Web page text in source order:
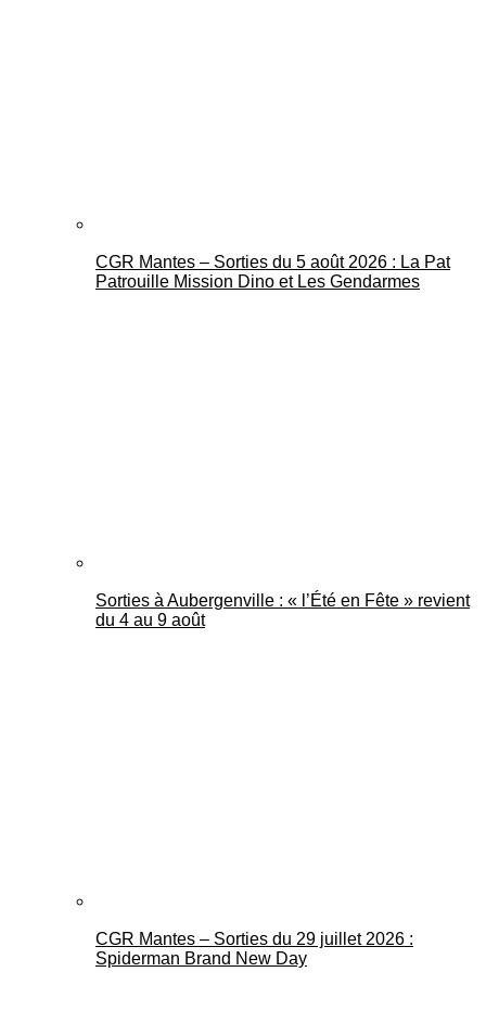
CGR Mantes – Sorties du 5 août 2026 : La Pat
Patrouille Mission Dino et Les Gendarmes
Sorties à Aubergenville : « l’Été en Fête » revient
du 4 au 9 août
CGR Mantes – Sorties du 29 juillet 2026 :
Spiderman Brand New Day